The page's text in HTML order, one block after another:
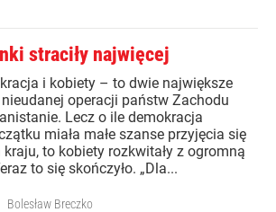
straciły najwięcej
i kobiety – to dwie największe
operacji państw Zachodu
Lecz o ile demokracja
miała małe szanse przyjęcia się
to kobiety rozkwitały z ogromną
to się skończyło. „Dla...
Bolesław Breczko